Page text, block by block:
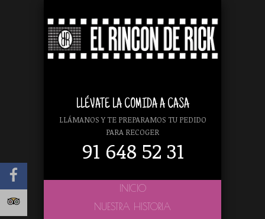
LLÉVATE LA COMIDA A CASA
LLÁMANOS Y TE PREPARAMOS TU PEDIDO
PARA RECOGER
91 648 52 31
INICIO
NUESTRA HISTORIA